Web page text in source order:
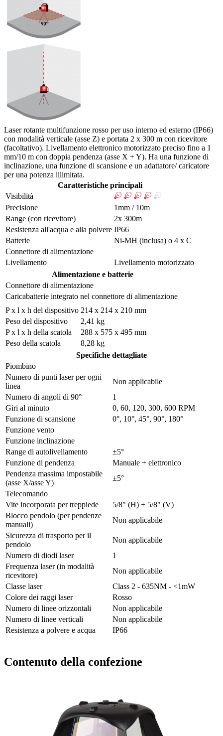
Laser rotante multifunzione rosso per uso interno ed esterno (IP66)
con modalità verticale (asse Z) e portata 2 x 300 m con ricevitore
(facoltativo). Livellamento elettronico motorizzato preciso fino a 1
mm/10 m con doppia pendenza (asse X + Y). Ha una funzione di
inclinazione, una funzione di scansione e un adattatore/ caricatore
per una potenza illimitata.
Caratteristiche principali
Visibilità
Precisione
1mm / 10m
Range (con ricevitore)
2x 300m
Resistenza all'acqua e alla polvere IP66
Batterie
Ni-MH (inclusa) o 4 x C
Connettore di alimentazione
Livellamento
Livellamento motorizzato
Alimentazione e batterie
Connettore di alimentazione
Caricabatterie integrato nel connettore di alimentazione
P x l x h del dispositivo 214 x 214 x 210 mm
Peso del dispositivo
2,41 kg
P x l x h della scatola
288 x 575 x 495 mm
Peso della scatola
8,28 kg
Specifiche dettagliate
Piombino
Numero di punti laser per ogni
linea
Non applicabile
Numero di angoli di 90°
1
Giri al minuto
0, 60, 120, 300, 600 RPM
Funzione di scansione
0°, 10°, 45°, 90°, 180°
Funzione vento
Funzione inclinazione
Range di autolivellamento
±5°
Funzione di pendenza
Manuale + elettronico
Pendenza massima impostabile
(asse X/asse Y)
±5°
Telecomando
Vite incorporata per treppiede
5/8" (H) + 5/8" (V)
Blocco pendolo (per pendenze
manuali)
Non applicabile
Sicurezza di trasporto per il
pendolo
Non applicabile
Numero di diodi laser
1
Frequenza laser (in modalità
ricevitore)
Non applicabile
Classe laser
Class 2 - 635NM - <1mW
Colore dei raggi laser
Rosso
Numero di linee orizzontali
Non applicabile
Numero di linee verticali
Non applicabile
Resistenza a polvere e acqua
IP66
Contenuto della confezione